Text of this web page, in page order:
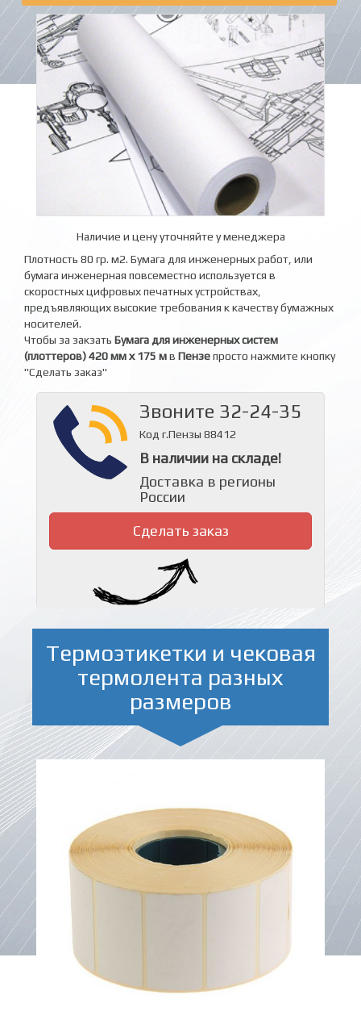
Наличие и цену уточняйте у менеджера
Плотность 80 гр. м2. Бумага для инженерных работ, или
бумага инженерная повсеместно используется в
скоростных цифровых печатных устройствах,
предъявляющих высокие требования к качеству бумажных
носителей.
Чтобы за закзать Бумага для инженерных систем
(плоттеров) 420 мм х 175 мв Пензепросто нажмите кнопку
"Сделать заказ"
Звоните 32-24-35
Код г.Пензы 88412
В наличии на складе!
Доставка в регионы
России
Сделать заказ
Термоэтикетки и чековая
термолента разных
размеров